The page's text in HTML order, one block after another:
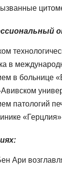
в
в больнице
патологий
Ари